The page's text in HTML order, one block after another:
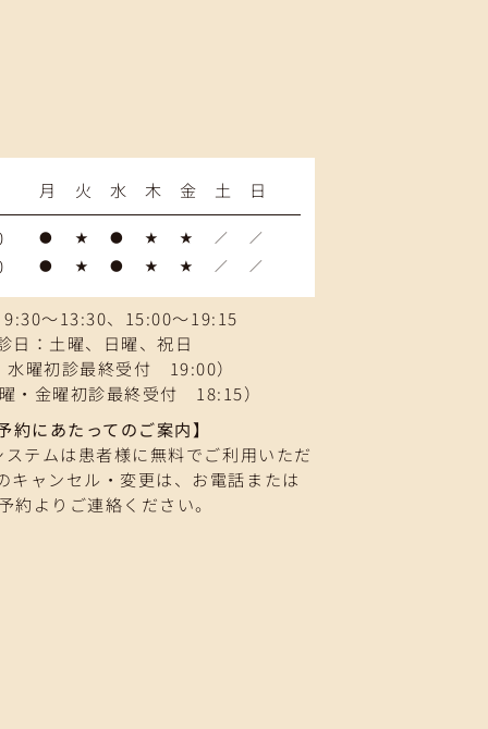
月 火 水 木 金 土
日
● ★ ● ★ ★ ／ ／
● ★ ● ★ ★ ／ ／
～13:30、15:00～19:15
日：土曜、日曜、祝日
水曜初診最終受付 19:00）
・金曜初診最終受付 18:15）
約にあたってのご案内】
テムは患者様に無料でご利用いただ
キャンセル・変更は、お電話または
約よりご連絡ください。